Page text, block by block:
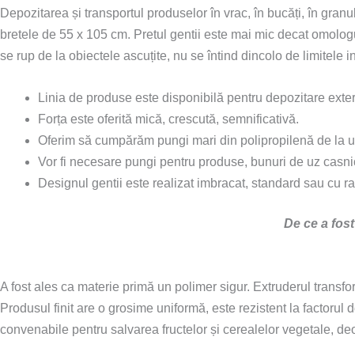
Depozitarea și transportul produselor în vrac, în bucăți, în
bretele de 55 x 105 cm. Pretul gentii este mai mic decat
se rup de la obiectele ascuțite, nu se întind dincolo de limitele
Linia de produse este disponibilă pentru depozitare
Forța este oferită mică, crescută, semnificativă.
Oferim să cumpărăm pungi mari din polipropilenă de la
Vor fi necesare pungi pentru produse, bunuri de uz
Designul gentii este realizat imbracat, standard sau cu
De ce a
A fost ales ca materie primă un polimer sigur. Extruderul
Produsul finit are o grosime uniformă, este rezistent la
convenabile pentru salvarea fructelor și cerealelor vegetale,